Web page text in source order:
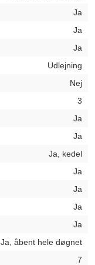
Ja
Ja
Ja
Udlejning
Nej
3
Ja
Ja
Ja, kedel
Ja
Ja
Ja
Ja
Ja, åbent hele døgnet
7